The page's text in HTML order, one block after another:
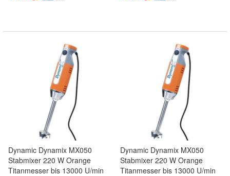
Dynamic Dynamix MX050
Stabmixer 220 W Orange
Titanmesser bis 13000 U/min
Dynamic Dynamix MX050
Stabmixer 220 W Orange
Titanmesser bis 13000 U/min